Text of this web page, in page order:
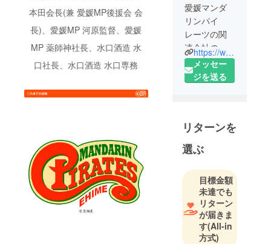
本田会長(兼 愛媛MP後援会 会
長)、愛媛MP 河原監督、愛媛
MP 薬師神社長、水口酒造 水
口社長、水口酒造 水口専務
愛媛マンダ
リンパイ
レーツの関
連会社の広
告会社。
球団の企
https://www.hoshi-ad.co.jp
メッセー
ジを送る
リターンを
選ぶ
目標金額
未達でも
リターン
が届きま
す(All-in
方式)